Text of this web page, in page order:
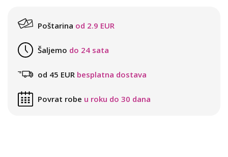
Poštarina od 2.9 EUR
Šaljemo do 24 sata
od 45 EUR besplatna dostava
Povrat robe u roku do 30 dana